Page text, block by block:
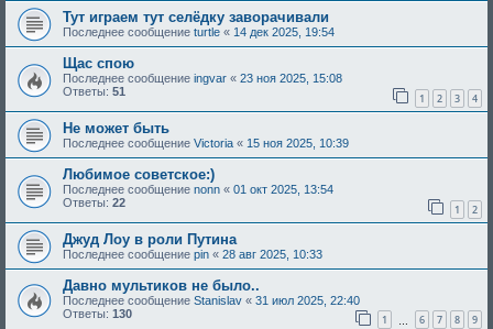
Тут играем тут селёдку заворачивали
Последнее сообщение turtle « 14 дек 2025, 19:54
Щас спою
Последнее сообщение ingvar « 23 ноя 2025, 15:08
Ответы: 51 1 2 3 4
Не может быть
Последнее сообщение Victoria « 15 ноя 2025, 10:39
Любимое советское:)
Последнее сообщение nonn « 01 окт 2025, 13:54
Ответы: 22 1 2
Джуд Лоу в роли Путина
Последнее сообщение pin « 28 авг 2025, 10:33
Давно мультиков не было..
Последнее сообщение Stanislav « 31 июл 2025, 22:40
Ответы: 130 1 6 7 8 9